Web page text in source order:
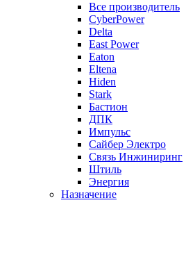
Все производитель
CyberPower
Delta
East Power
Eaton
Eltena
Hiden
Stark
Бастион
ДПК
Импульс
Сайбер Электро
Связь Инжиниринг
Штиль
Энергия
Назначение